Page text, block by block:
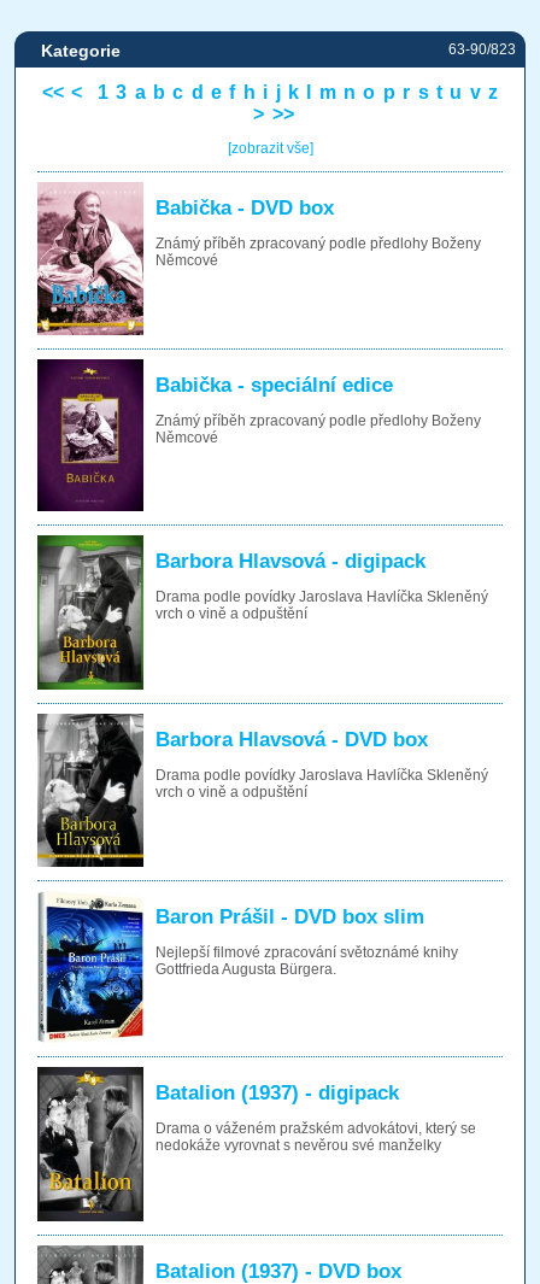
Kategorie 63-90/823
<< < 1 3 a b c d e f h i j k m n o p r s t u v z
> >>
[zobrazit vše]
Babička - DVD box
Známý příběh zpracovaný podle předlohy Boženy
Němcové
Babička - speciální edice
Známý příběh zpracovaný podle předlohy Boženy
Němcové
Barbora Hlavsová - digipack
Drama podle povídky Jaroslava Havlíčka Skleněný
vrch o vině a odpuštění
Barbora Hlavsová - DVD box
Drama podle povídky Jaroslava Havlíčka Skleněný
vrch o vině a odpuštění
Baron Prášil - DVD box slim
Nejlepší filmové zpracování světoznámé knihy
Gottfrieda Augusta Bürgera.
Batalion (1937) - digipack
Drama o váženém pražském advokátovi, který se
nedokáže vyrovnat s nevěrou své manželky
Batalion (1937) - DVD box